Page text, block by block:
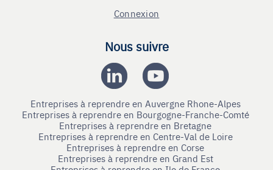
Connexion
Nous suivre
Entreprises à reprendre en Auvergne Rhone-Alpes
Entreprises à reprendre en Bourgogne-Franche-Comté
Entreprises à reprendre en Bretagne
Entreprises à reprendre en Centre-Val de Loire
Entreprises à reprendre en Corse
Entreprises à reprendre en Grand Est